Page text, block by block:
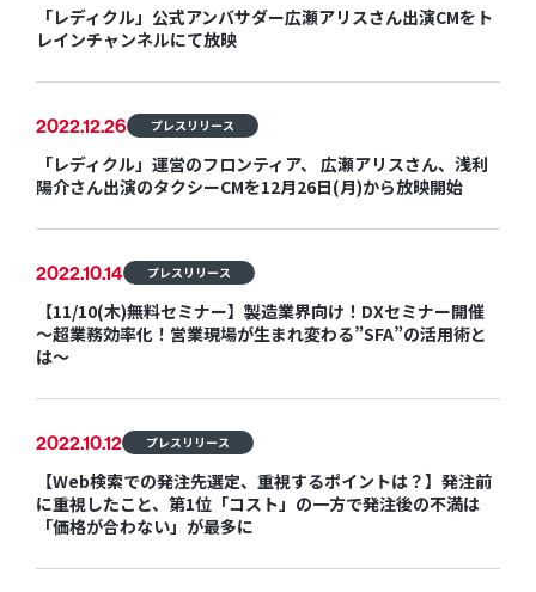
「レディクル」公式アンバサダー広瀬アリスさん出演CMをト
レインチャンネルにて放映
2022.12.26 プレスリリース
「レディクル」運営のフロンティア、 広瀬アリスさん、浅利
陽介さん出演のタクシーCMを12月26日(月)から放映開始
2022.10.14 プレスリリース
【11/10(木)無料セミナー】製造業界向け！DXセミナー開催
〜超業務効率化！営業現場が生まれ変わる”SFA”の活用術と
は～
2022.10.12 プレスリリース
【Web検索での発注先選定、重視するポイントは？】発注前
に重視したこと、第1位「コスト」の一方で発注後の不満は
「価格が合わない」が最多に